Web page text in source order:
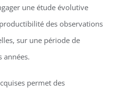
une étude évolutive
des observations
sur une période de
années.
permet des